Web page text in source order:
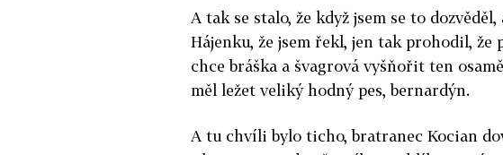
A tak se stalo, že když jsem se to
Hájenku, že jsem řekl, jen tak prohodil,
chce bráš­ka a švagrová vyšňořit ten
měl ležet veliký hodný pes, bernardýn.
A tu chvíli bylo ticho, bratranec Kocian